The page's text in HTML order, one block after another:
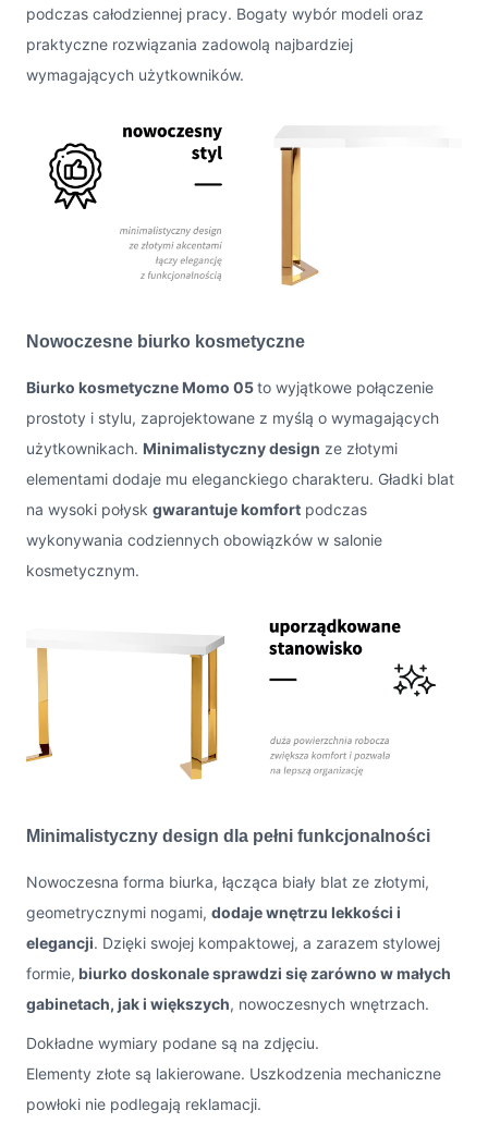
podczas całodziennej pracy. Bogaty wybór modeli oraz
praktyczne rozwiązania zadowolą najbardziej
wymagających użytkowników.
Nowoczesne biurko kosmetyczne
Biurko kosmetyczne Momo 05to wyjątkowe połączenie
prostoty i stylu, zaprojektowane z myślą o wymagających
użytkownikach. Minimalistyczny design ze złotymi
elementami dodaje mu eleganckiego charakteru. Gładki blat
na wysoki połysk gwarantuje komfort podczas
wykonywania codziennych obowiązków w salonie
kosmetycznym.
Minimalistyczny design dla pełni funkcjonalności
Nowoczesna forma biurka, łącząca biały blat ze złotymi,
geometrycznymi nogami, dodaje wnętrzu lekkości i
elegancji. Dzięki swojej kompaktowej, a zarazem stylowej
formie, biurko doskonale sprawdzi się zarówno w małych
gabinetach, jak i większych, nowoczesnych wnętrzach.
Dokładne wymiary podane są na zdjęciu.
Elementy złote są lakierowane. Uszkodzenia mechaniczne
powłoki nie podlegają reklamacji.